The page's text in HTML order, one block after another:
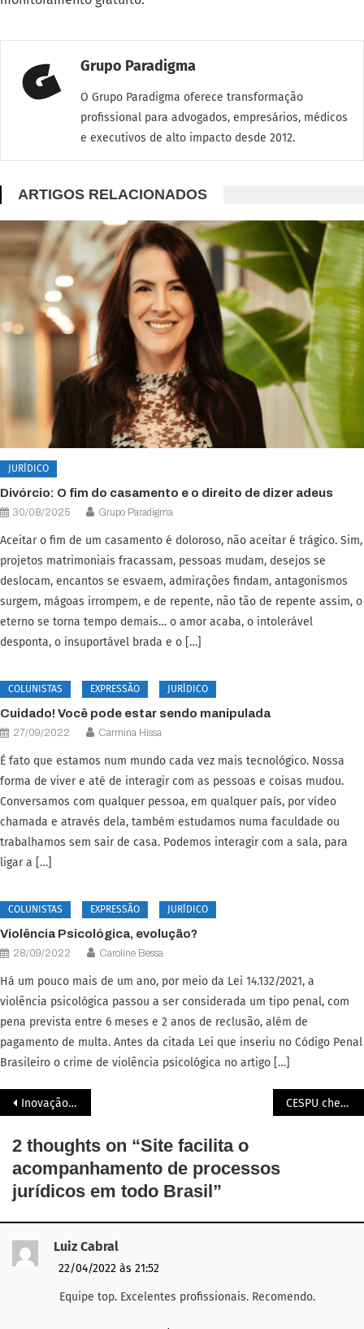
Grupo Paradigma
O Grupo Paradigma oferece transformação
profissional para advogados, empresários, médicos
e executivos de alto impacto desde 2012.
ARTIGOS RELACIONADOS
JURÍDICO
Divórcio: O fim do casamento e o direito de dizer adeus
30/08/2025 Grupo Paradigma
Aceitar o fim de um casamento é doloroso, não aceitar é trágico. Sim,
projetos matrimoniais fracassam, pessoas mudam, desejos se
deslocam, encantos se esvaem, admirações findam, antagonismos
surgem, mágoas irrompem, e de repente, não tão de repente assim, o
eterno se torna tempo demais… o amor acaba, o intolerável
desponta, o insuportável brada e o […]
COLUNISTAS EXPRESSÃO JURÍDICO
Cuidado! Você pode estar sendo manipulada
27/09/2022 Carmina Hissa
É fato que estamos num mundo cada vez mais tecnológico. Nossa
forma de viver e até de interagir com as pessoas e coisas mudou.
Conversamos com qualquer pessoa, em qualquer país, por vídeo
chamada e através dela, também estudamos numa faculdade ou
trabalhamos sem sair de casa. Podemos interagir com a sala, para
ligar a […]
COLUNISTAS EXPRESSÃO JURÍDICO
Violência Psicológica, evolução?
28/09/2022 Caroline Bessa
Há um pouco mais de um ano, por meio da Lei 14.132/2021, a
violência psicológica passou a ser considerada um tipo penal, com
pena prevista entre 6 meses e 2 anos de reclusão, além de
pagamento de multa. Antes da citada Lei que inseriu no Código Penal
Brasileiro o crime de violência psicológica no artigo […]
Inovação no Mundo Jurídico CESPU chega em Pernambuco
2 thoughts on “Site facilita o
acompanhamento de processos
jurídicos em todo Brasil”
Luiz Cabral
22/04/2022 às 21:52
Equipe top. Excelentes profissionais. Recomendo.